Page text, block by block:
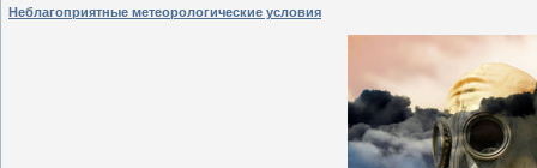
Неблагоприятные метеорологические условия